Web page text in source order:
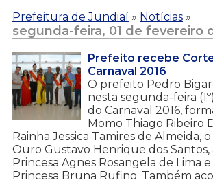
Prefeitura de Jundiaí » Notícias »
segunda-feira, 01 de fevereiro
Prefeito recebe
Carnaval 2016
O prefeito Pedro
nesta segunda-feira
do Carnaval 2016,
Momo Thiago Ribeiro
Rainha Jessica Tamires de Almeida, o
Ouro Gustavo Henrique dos Santos,
Princesa Agnes Rosangela de Lima
Princesa Bruna Rufino. Também